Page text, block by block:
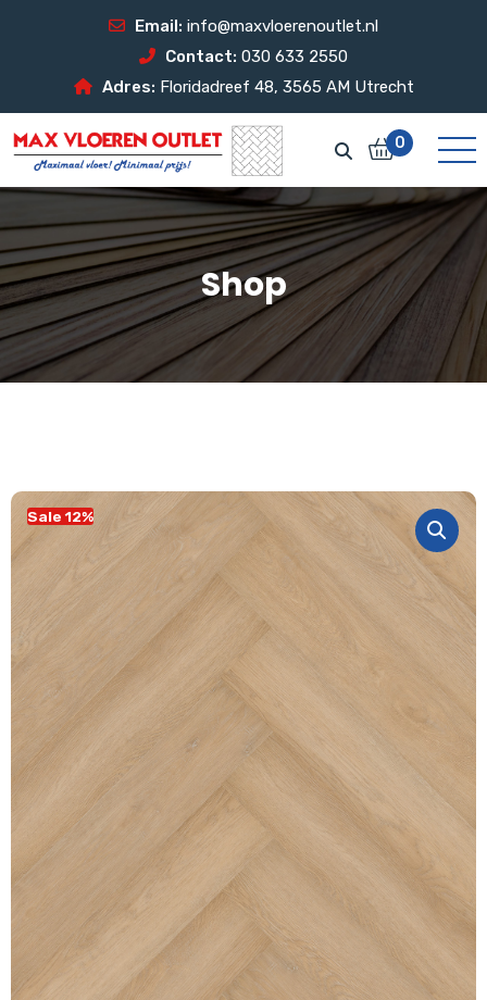
Email: info@maxvloerenoutlet.nl
Contact: 030 633 2550
Adres: Floridadreef 48, 3565 AM Utrecht
0
Shop
Sale 12%